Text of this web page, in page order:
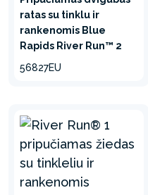
ratas su tinklu ir
rankenomis Blue
Rapids River Run™ 2
56827EU